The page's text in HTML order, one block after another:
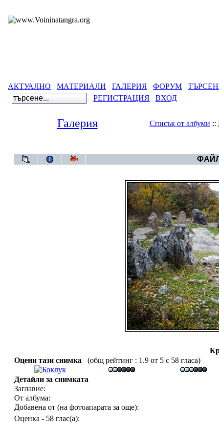
АКТУАЛНО МАТЕРИАЛИ ГАЛЕРИЯ ФОРУМ
РЕГИСТРАЦИЯ
ВХОД
Галерия Списък от албуми ::
ФАЙЛ
Оцени тази снимка
(общ рейтинг : 1.9 от 5 с 58 гласа)
Детайли за снимката
Заглавие:
От албума:
Добавена от (на фотоапарата за още):
Оценка - 58 глас(а):